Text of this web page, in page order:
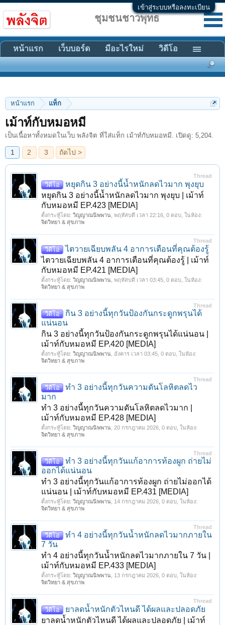
เข้าสู่ระบบหรือลงทะเบียน
หน้าแรก แท็ก
เม้าท์กับหมอหมี
เป็นเนื้อหาทั้งหมดในเว็บ พลังจิต ที่ใส่แท็ก เม้าท์กับหมอหมี. เปิดดู: 5,204.
1 2 3 ถัดไป >
Thread
วีดีโอ
หยุดกิน 3 อย่างนี้น้ำหนักลดไวมาก พุงยุบ
หยุดกิน 3 อย่างนี้น้ำหนักลดไวมาก พุงยุบ | เม้าท์
กับหมอหมี EP.423 [MEDIA]
ตั้งกระทู้โดย: วิญญาณนิพพาน พฤหัสบดี เวลา 22:16 , 0 ตอบ, ในห้อง:
จิตวิทยา & สุขภาพ
Thread
วีดีโอ
ไตวายเฉียบพลัน 4 อาการเตือนที่คุณต้องรู้
ไตวายเฉียบพลัน 4 อาการเตือนที่คุณต้องรู้ | เม้าท์
กับหมอหมี EP.421 [MEDIA]
ตั้งกระทู้โดย: วิญญาณนิพพาน พฤหัสบดี เวลา 03:45 , 0 ตอบ, ในห้อง:
จิตวิทยา & สุขภาพ
Thread
วีดีโอ
กิน 3 อย่างนี้ทุกวันป้องกันกระดูกพรุนได้
แน่นอน
กิน 3 อย่างนี้ทุกวันป้องกันกระดูกพรุนได้แน่นอน |
เม้าท์กับหมอหมี EP.420 [MEDIA]
ตั้งกระทู้โดย: วิญญาณนิพพาน อังคาร เวลา 03:45 , 0 ตอบ, ในห้อง:
จิตวิทยา & สุขภาพ
Thread
วีดีโอ
ทำ 3 อย่างนี้ทุกวันความดันโลหิตลดไว
มาก
ทำ 3 อย่างนี้ทุกวันความดันโลหิตลดไวมาก |
เม้าท์กับหมอหมี EP.428 [MEDIA]
ตั้งกระทู้โดย: วิญญาณนิพพาน 20 กรกฎาคม 2026 , 0 ตอบ, ในห้อง:
จิตวิทยา & สุขภาพ
Thread
วีดีโอ
ทำ 3 อย่างนี้ทุกวันแก้อาการท้องผูก ถ่ายไม่
ออกได้แน่นอน
ทำ 3 อย่างนี้ทุกวันแก้อาการท้องผูก ถ่ายไม่ออกได้
แน่นอน | เม้าท์กับหมอหมี EP.431 [MEDIA]
ตั้งกระทู้โดย: วิญญาณนิพพาน 14 กรกฎาคม 2026 , 0 ตอบ, ในห้อง:
จิตวิทยา & สุขภาพ
Thread
วีดีโอ
ทำ 4 อย่างนี้ทุกวันน้ำหนักลดไวมากภายใน
7 วัน
ทำ 4 อย่างนี้ทุกวันน้ำหนักลดไวมากภายใน 7 วัน |
เม้าท์กับหมอหมี EP.433 [MEDIA]
ตั้งกระทู้โดย: วิญญาณนิพพาน 13 กรกฎาคม 2026 , 0 ตอบ, ในห้อง:
จิตวิทยา & สุขภาพ
Thread
วีดีโอ
ยาลดน้ำหนักตัวไหนดี ได้ผลและปลอดภัย
ยาลดน้ำหนักตัวไหนดี ได้ผลและปลอดภัย | เม้าท์
ชุมชนชาวพุทธ
หน้าแรก เว็บบอร์ด มีอะไรใหม่ วิดีโอ